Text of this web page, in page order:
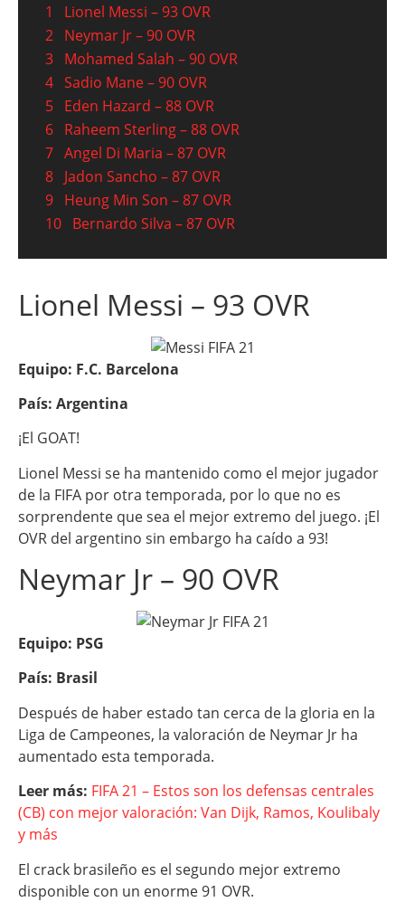
1
Lionel Messi – 93 OVR
2 Neymar Jr – 90 OVR
3 Mohamed Salah – 90 OVR
4 Sadio Mane – 90 OVR
5 Eden Hazard – 88 OVR
6 Raheem Sterling – 88 OVR
7 Angel Di Maria – 87 OVR
8 Jadon Sancho – 87 OVR
9 Heung Min Son – 87 OVR
10 Bernardo Silva – 87 OVR
Lionel Messi – 93 OVR
Equipo: F.C. Barcelona
País: Argentina
¡El GOAT!
Lionel Messi se ha mantenido como el mejor jugador
de la FIFA por otra temporada, por lo que no es
sorprendente que sea el mejor extremo del juego. ¡El
OVR del argentino sin embargo ha caído a 93!
Neymar Jr – 90 OVR
Equipo: PSG
País: Brasil
Después de haber estado tan cerca de la gloria en la
Liga de Campeones, la valoración de Neymar Jr ha
aumentado esta temporada.
Leer más: FIFA 21 – Estos son los defensas centrales
(CB) con mejor valoración: Van Dijk, Ramos, Koulibaly
y más
El crack brasileño es el segundo mejor extremo
disponible con un enorme 91 OVR.